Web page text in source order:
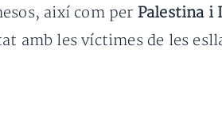
així com per Palestina i
amb les víctimes de les